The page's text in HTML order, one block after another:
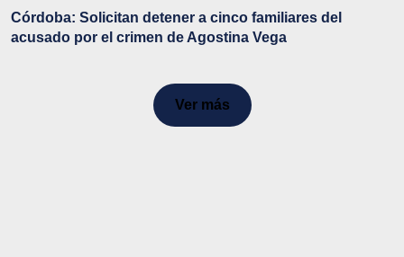
Córdoba: Solicitan detener a cinco familiares del
acusado por el crimen de Agostina Vega
Ver más